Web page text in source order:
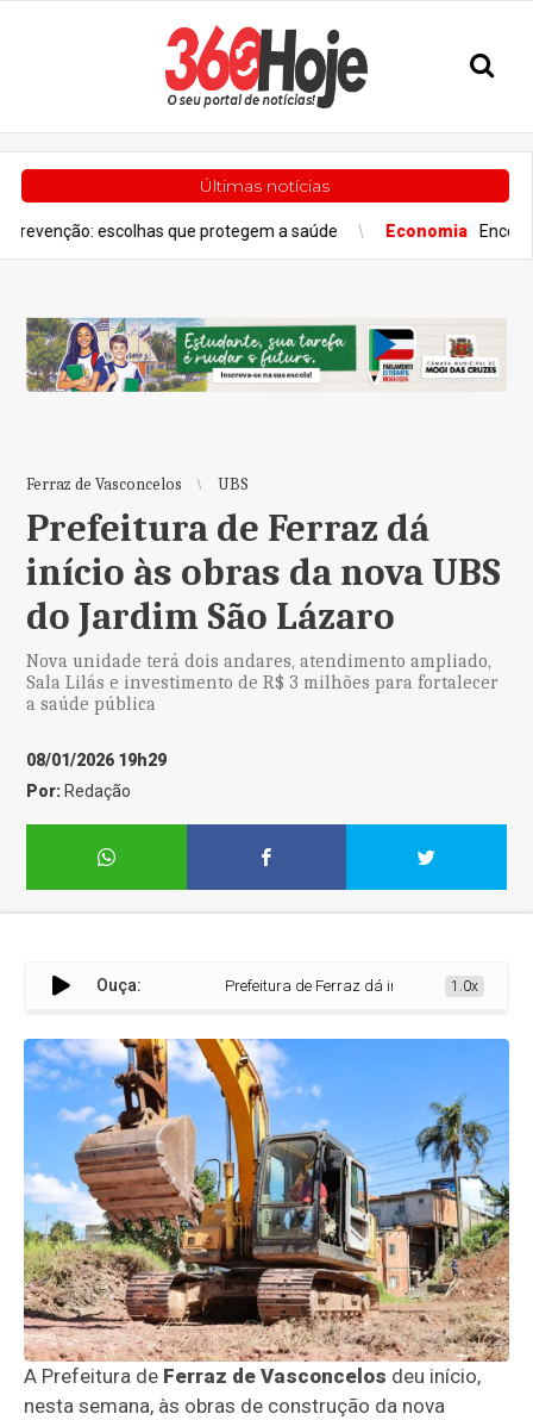
Últimas notícias
que protegem a saúde Economia Encontro de
Ferraz de Vasconcelos UBS
Prefeitura de Ferraz dá
início às obras da nova UBS
do Jardim São Lázaro
Nova unidade terá dois andares, atendimento ampliado,
Sala Lilás e investimento de R$ 3 milhões para fortalecer
a saúde pública
08/01/2026 19h29
Por: Redação
Ouça: Prefeitura de Ferraz dá início às obras da nova
1.0x
A Prefeitura de Ferraz de Vasconcelos deu início,
nesta semana, às obras de construção da nova